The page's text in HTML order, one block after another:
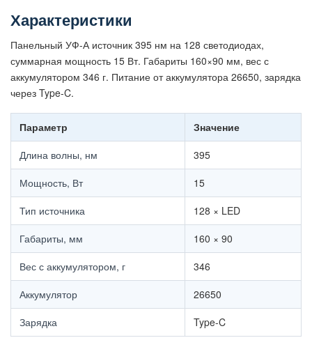
Характеристики
Панельный УФ-А источник 395 нм на 128 светодиодах,
суммарная мощность 15 Вт. Габариты 160×90 мм, вес с
аккумулятором 346 г. Питание от аккумулятора 26650, зарядка
через Type-C.
Параметр
Значение
Длина волны, нм
395
Мощность, Вт
15
Тип источника
128 × LED
Габариты, мм
160 × 90
Вес с аккумулятором, г
346
Аккумулятор
26650
Зарядка
Type-C